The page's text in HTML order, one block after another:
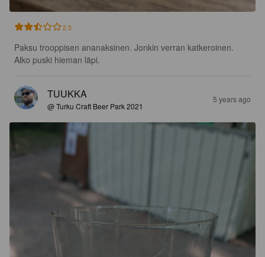
2.5
Paksu trooppisen ananaksinen. Jonkin verran katkeroinen.
Alko puski hieman läpi.
TUUKKA
@ Turku Craft Beer Park 2021
5 years ago